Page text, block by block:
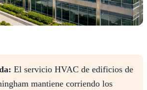
El servicio HVAC de edificios de
mantiene corriendo los